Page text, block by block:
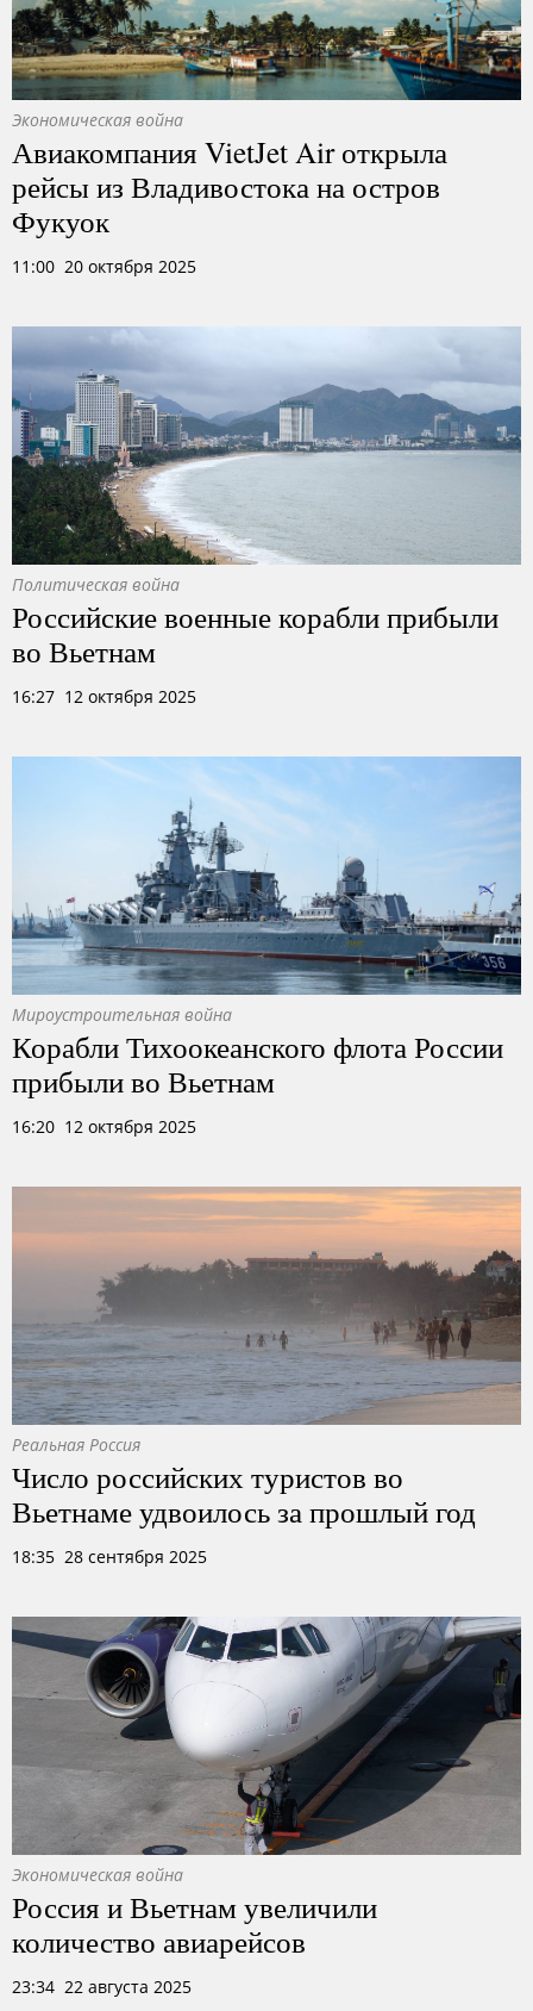
Экономическая война
Авиакомпания VietJet Air открыла
рейсы из Владивостока на остров
Фукуок
11:00 20 октября 2025
Политическая война
Российские военные корабли прибыли
во Вьетнам
16:27 12 октября 2025
Мироустроительная война
Корабли Тихоокеанского флота России
прибыли во Вьетнам
16:20 12 октября 2025
Реальная Россия
Число российских туристов во
Вьетнаме удвоилось за прошлый год
18:35 28 сентября 2025
Экономическая война
Россия и Вьетнам увеличили
количество авиарейсов
23:34 22 августа 2025